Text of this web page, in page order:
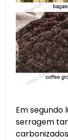
Em segundo
serragem